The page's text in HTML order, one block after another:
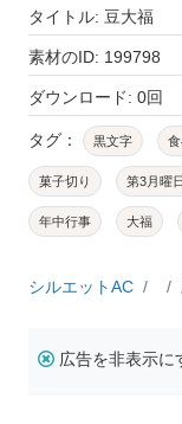
タイトル: 豆大福
素材のID: 199798
ダウンロード: 0回
タグ： 黒文字
菓子切り 第3月曜日
年中行事 大福
シルエットAC
広告を非表示に